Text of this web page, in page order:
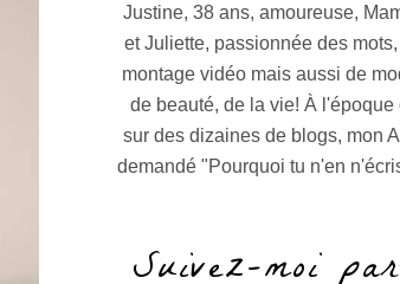
Justine, 38 ans, amoureuse,
et Juliette, passionnée des
montage vidéo mais aussi de
de beauté, de la vie! À l'époque
sur des dizaines de blogs, mon
demandé "Pourquoi tu n'en